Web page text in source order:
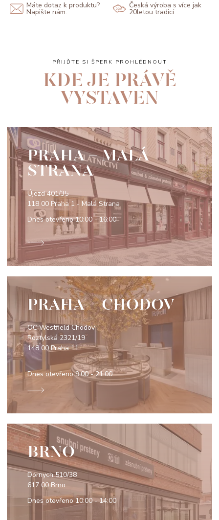
Máte dotaz k produktu?
Napište nám.
Česká výroba s více jak
20letou tradicí
PŘIJĎTE SI ŠPERK PROHLÉDNOUT
KDE JE PRÁVĚ
VYSTAVEN
PRAHA - MALÁ
STRANA
Újezd 401/35
118 00 Praha 1 - Malá Strana
Dnes otevřeno10:00 - 16:00
PRAHA - CHODOV
OC Westfield Chodov
Roztylská 2321/19
148 00 Praha 11
Dnes otevřeno9:00 - 21:00
BRNO
Dornych 510/38
617 00 Brno
Dnes otevřeno 10:00 - 14:00